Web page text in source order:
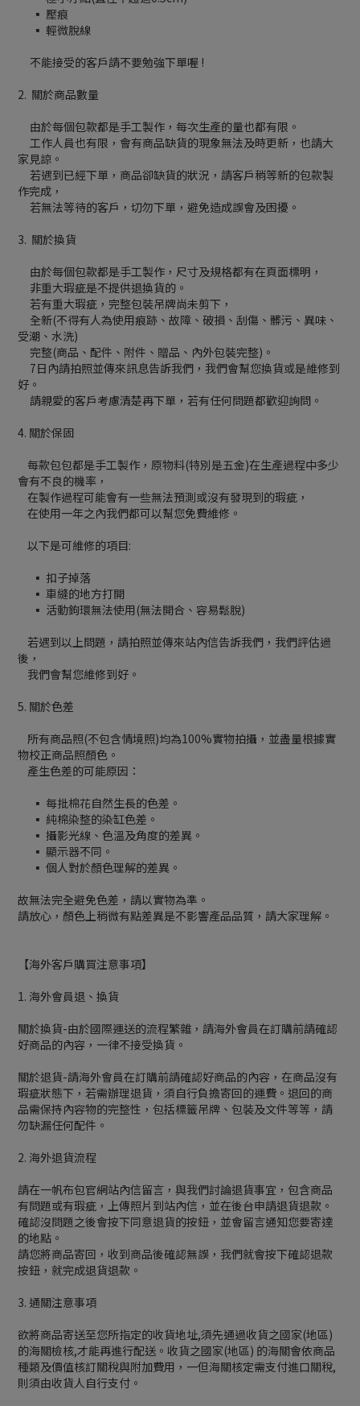
▪ 壓痕
▪ 輕微脫線
不能接受的客戶請不要勉強下單喔 !
2. 關於商品數量
由於每個包款都是手工製作，每次生產的量也都有限。
工作人員也有限，會有商品缺貨的現象無法及時更新，也請大
家見諒。
若遇到已經下單，商品卻缺貨的狀況，請客戶稍等新的包款製
作完成，
若無法等待的客戶，切勿下單，避免造成誤會及困擾。
3. 關於換貨
由於每個包款都是手工製作，尺寸及規格都有在頁面標明，
非重大瑕疵是不提供退換貨的。
若有重大瑕疵，完整包裝吊牌尚未剪下，
全新(不得有人為使用痕跡、故障、破損、刮傷、髒污、異味、
受潮、水洗)
完整(商品、配件、附件、贈品、內外包裝完整)。
7日內請拍照並傳來訊息告訴我們，我們會幫您換貨或是維修到
好。
請親愛的客戶考慮清楚再下單，若有任何問題都歡迎詢問。
4. 關於保固
每款包包都是手工製作，原物料(特別是五金)在生產過程中多少
會有不良的機率，
在製作過程可能會有一些無法預測或沒有發現到的瑕疵，
在使用一年之內我們都可以幫您免費維修。
以下是可維修的項目:
▪ 扣子掉落
▪ 車縫的地方打開
▪ 活動鉤環無法使用(無法開合、容易鬆脫)
若遇到以上問題，請拍照並傳來站內信告訴我們，我們評估過
後，
我們會幫您維修到好。
5. 關於色差
所有商品照(不包含情境照)均為100%實物拍攝，並盡量根據實
物校正商品照顏色。
產生色差的可能原因：
▪ 每批棉花自然生長的色差。
▪ 純棉染整的染缸色差。
▪ 攝影光線、色溫及角度的差異。
▪ 顯示器不同。
▪ 個人對於顏色理解的差異。
故無法完全避免色差，請以實物為準。
請放心，顏色上稍微有點差異是不影響產品品質，請大家理解。
【海外客戶購買注意事項】
1. 海外會員退、換貨
關於換貨-由於國際運送的流程繁雜，請海外會員在訂購前請確認
好商品的內容，一律不接受換貨。
關於退貨-請海外會員在訂購前請確認好商品的內容，在商品沒有
瑕疵狀態下，若需辦理退貨，須自行負擔寄回的運費。退回的商
品需保持內容物的完整性，包括標籤吊牌、包裝及文件等等，請
勿缺漏任何配件。
2. 海外退貨流程
請在一帆布包官網站內信留言，與我們討論退貨事宜，包含商品
有問題或有瑕疵，上傳照片到站內信，並在後台申請退貨退款。
確認沒問題之後會按下同意退貨的按鈕，並會留言通知您要寄達
的地點。
請您將商品寄回，收到商品後確認無誤，我們就會按下確認退款
按鈕，就完成退貨退款。
3. 通關注意事項
欲將商品寄送至您所指定的收貨地址,須先通過收貨之國家(地區)
的海關檢核,才能再進行配送。收貨之國家(地區) 的海關會依商品
種類及價值核訂關稅與附加費用，一但海關核定需支付進口關稅,
則須由收貨人自行支付。